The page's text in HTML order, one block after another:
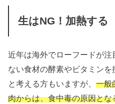
生はNG！加熱する
近年は海外でローフードが
ない食材の酵素やビタミン
と考える方もいますが、一般
肉からは、食中毒の原因と